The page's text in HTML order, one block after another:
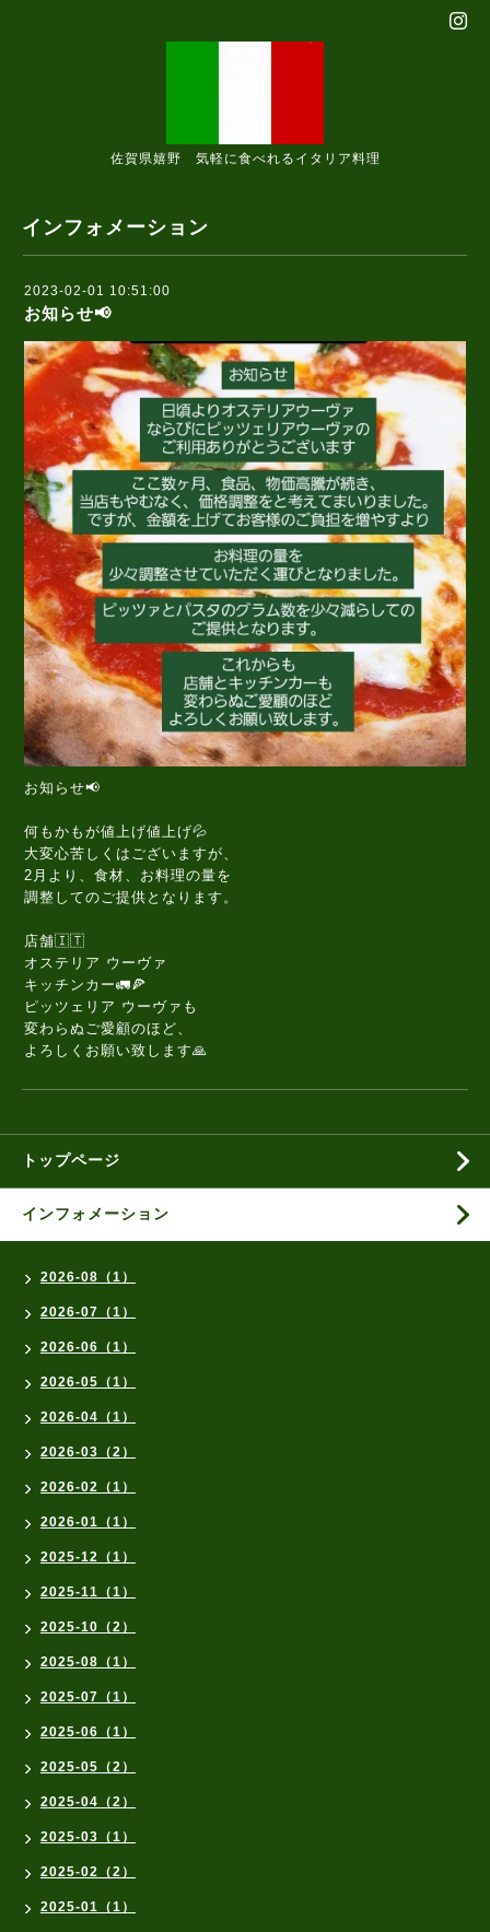
佐賀県嬉野 気軽に食べれるイタリア料理
インフォメーション
2023-02-01 10:51:00
お知らせ📢
お知らせ📢
何もかもが値上げ値上げ💦
大変心苦しくはございますが、
2月より、食材、お料理の量を
調整してのご提供となります。
店舗🇮🇹
オステリア ウーヴァ
キッチンカー🚛🍕
ピッツェリア ウーヴァも
変わらぬご愛顧のほど、
よろしくお願い致します🙏
トップページ
インフォメーション
2026-08（1）
2026-07（1）
2026-06（1）
2026-05（1）
2026-04（1）
2026-03（2）
2026-02（1）
2026-01（1）
2025-12（1）
2025-11（1）
2025-10（2）
2025-08（1）
2025-07（1）
2025-06（1）
2025-05（2）
2025-04（2）
2025-03（1）
2025-02（2）
2025-01（1）